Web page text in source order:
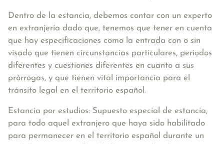
Dentro de la estancia, debemos contar con un experto
en extranjería dado que, tenemos que tener en cuenta
que hay especificaciones como la entrada con o sin
visado que tienen circunstancias particulares, periodos
diferentes y cuestiones diferentes en cuanto a sus
prórrogas, y que tienen vital importancia para el
tránsito legal en el territorio español.
Estancia por estudios: Supuesto especial de estancia,
para todo aquel extranjero que haya sido habilitado
para permanecer en el territorio español durante un